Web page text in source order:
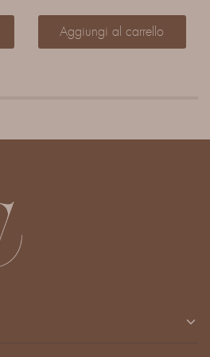
Aggiungi al carrello